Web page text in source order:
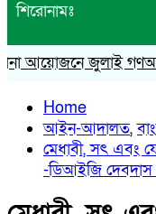
শিরোনামঃ
জুলাই
Home
আইন-আদালত,
মেধাবী, সৎ এবং
-ডিআইজি দেবদাস